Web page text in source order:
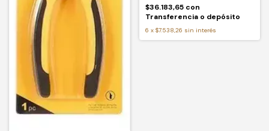
$36.183,65 con
Transferencia o depósito
6 x $7.538,26 sin interés